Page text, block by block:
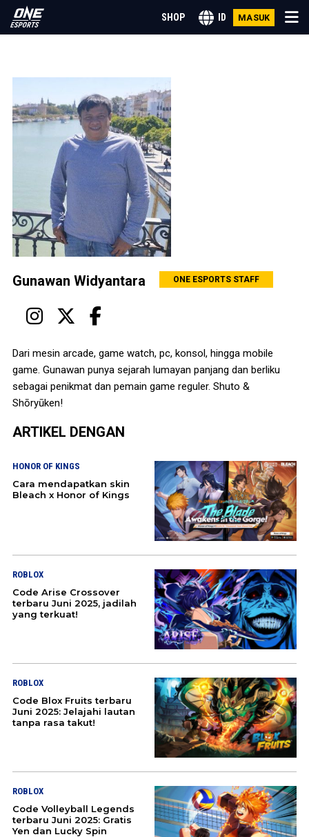
SHOP ID MASUK
MOBILE LEGENDS
JADWAL MPL ID S14
HONOR OF KINGS
FREE FIRE
PUBG
ANIME
SEPUTAR GAME
MORE
EVENTS
GENSHIN IMPACT
KULTUR
Gunawan Widyantara ONE ESPORTS STAFF
Dari mesin arcade, game watch, pc, konsol, hingga mobile
game. Gunawan punya sejarah lumayan panjang dan berliku
sebagai penikmat dan pemain game reguler. Shuto &
Shōryūken!
ARTIKEL DENGAN
HONOR OF KINGS
Cara mendapatkan skin
Bleach x Honor of Kings
ROBLOX
Code Arise Crossover
terbaru Juni 2025, jadilah
yang terkuat!
ROBLOX
Code Blox Fruits terbaru
Juni 2025: Jelajahi lautan
tanpa rasa takut!
ROBLOX
Code Volleyball Legends
terbaru Juni 2025: Gratis
Yen dan Lucky Spin